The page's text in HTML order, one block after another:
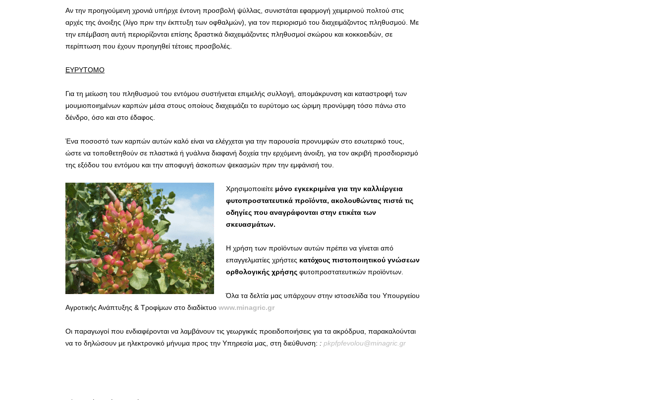
Αν την προηγούμενη χρονιά υπήρχε έντονη προσβολή ψύλλας, συνιστάται εφαρμογή χειμερινού πολτού στις
αρχές της άνοιξης (λίγο πριν την έκπτυξη των οφθαλμών), για τον περιορισμό του διαχειμάζοντος πληθυσμού. Με
την επέμβαση αυτή περιορίζονται επίσης δραστικά διαχειμάζοντες πληθυσμοί σκώρου και κοκκοειδών, σε
περίπτωση που έχουν προηγηθεί τέτοιες προσβολές.
ΕΥΡΥΤΟΜΟ
Για τη μείωση του πληθυσμού του εντόμου συστήνεται επιμελής συλλογή, απομάκρυνση και καταστροφή των
μουμιοποιημένων καρπών μέσα στους οποίους διαχειμάζει το ευρύτομο ως ώριμη προνύμφη τόσο πάνω στο
δένδρο, όσο και στο έδαφος.
Ένα ποσοστό των καρπών αυτών καλό είναι να ελέγχεται για την παρουσία προνυμφών στο εσωτερικό τους,
ώστε να τοποθετηθούν σε πλαστικά ή γυάλινα διαφανή δοχεία την ερχόμενη άνοιξη, για τον ακριβή προσδιορισμό
της εξόδου του εντόμου και την αποφυγή άσκοπων ψεκασμών πριν την εμφάνισή του.
Χρησιμοποιείτε μόνο εγκεκριμένα για την καλλιέργεια
φυτοπροστατευτικά προϊόντα, ακολουθώντας πιστά τις
οδηγίες που αναγράφονται στην ετικέτα των
σκευασμάτων.
Η χρήση των προϊόντων αυτών πρέπει να γίνεται από
επαγγελματίες χρήστες κατόχους πιστοποιητικού γνώσεων
ορθολογικής χρήσης φυτοπροστατευτικών προϊόντων.
Όλα τα δελτία μας υπάρχουν στην ιστοσελίδα του Υπουργείου
Αγροτικής Ανάπτυξης & Τροφίμων στο διαδίκτυο www.minagric.gr
Οι παραγωγοί που ενδιαφέρονται να λαμβάνουν τις γεωργικές προειδοποιήσεις για τα ακρόδρυα, παρακαλούνται
να το δηλώσουν με ηλεκτρονικό μήνυμα προς την Υπηρεσία μας, στη διεύθυνση: : pkpfpfevolou@minagric gr